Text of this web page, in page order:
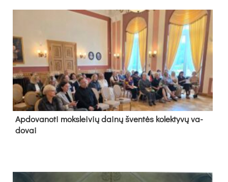
Ap­do­va­no­ti moks­lei­vių dai­nų šven­tės ko­lek­ty­vų va­
do­vai